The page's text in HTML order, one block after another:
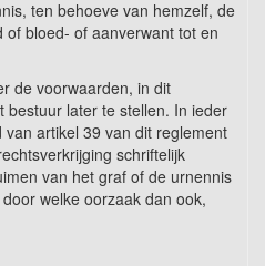
ten behoeve van hemzelf, de
bloed- of aanverwant tot en
de voorwaarden, in dit
bestuur later te stellen. In ieder
artikel 39 van dit reglement
schriftelijk
van het graf of de urnennis
welke oorzaak dan ook,